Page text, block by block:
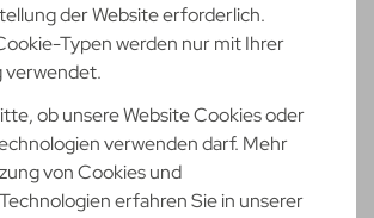
1.00 MB Upload starten
der Website erforderlich.
Typen werden nur mit Ihrer
ob unsere Website Cookies oder
verwenden darf. Mehr
von Cookies und
erfahren Sie in unserer